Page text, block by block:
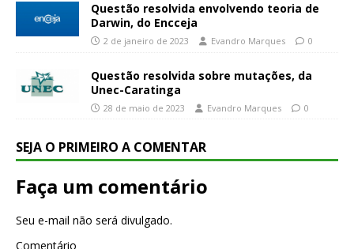
Questão resolvida envolvendo teoria de
Darwin, do Encceja
2 de janeiro de 2023 Evandro Marques 0
Questão resolvida sobre mutações, da
Unec-Caratinga
28 de maio de 2023 Evandro Marques 0
SEJA O PRIMEIRO A COMENTAR
Faça um comentário
Seu e-mail não será divulgado.
Comentário